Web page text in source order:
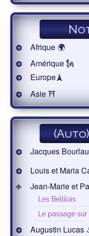
Afrique 🌍
Amérique 🗽
Europe🗼
Asie ⛩
Jacques
Louis et Maria
Jean-Marie et
Les Bellilois
Le passage
Augustin Lucas